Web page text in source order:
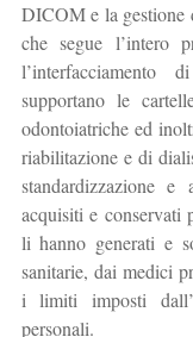
DICOM e la gestione
che segue l’intero
l’interfacciamento
supportano le
odontoiatriche ed
riabilitazione e di
standardizzazione
acquisiti e conservati
li hanno generati e
sanitarie, dai medici
i limiti imposti
personali.